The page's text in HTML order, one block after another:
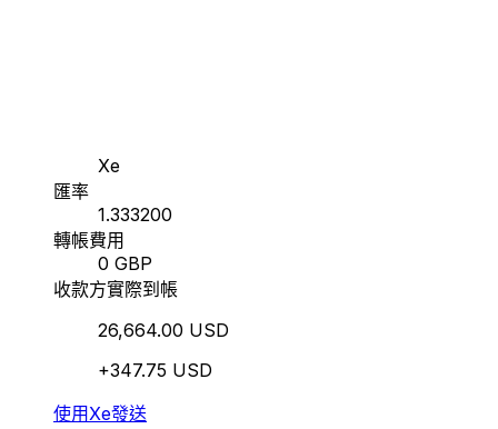
Xe
匯率
1.333200
轉帳費用
0 GBP
收款方實際到帳
26,664.00 USD
+347.75 USD
使用Xe發送